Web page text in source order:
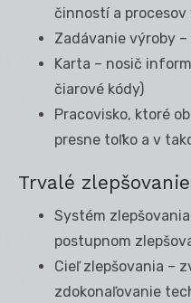
činností a procesov
Zadávanie výroby
Karta – nosič
čiarové kódy)
Pracovisko, ktoré
presne toľko a v
Trvalé
Systém
postupnom
Cieľ zlepšovania –
zdokonaľovanie